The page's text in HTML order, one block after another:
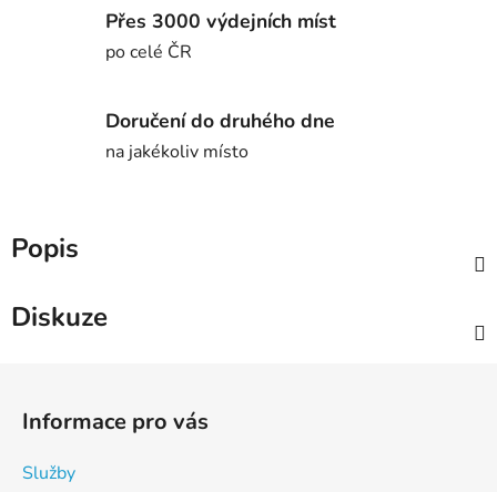
Přes 3000 výdejních míst
po celé ČR
Doručení do druhého dne
na jakékoliv místo
Popis
Diskuze
Informace pro vás
Služby